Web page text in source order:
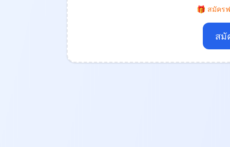
🎁 สมัคร
สมั